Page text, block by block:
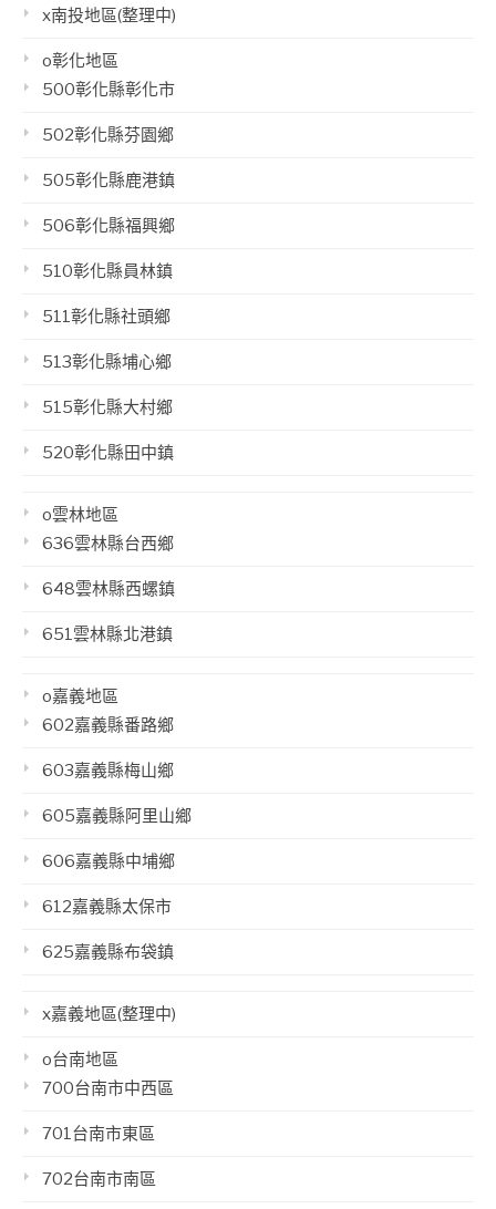
x南投地區(整理中)
o彰化地區
500彰化縣彰化市
502彰化縣芬園鄉
505彰化縣鹿港鎮
506彰化縣福興鄉
510彰化縣員林鎮
511彰化縣社頭鄉
513彰化縣埔心鄉
515彰化縣大村鄉
520彰化縣田中鎮
o雲林地區
636雲林縣台西鄉
648雲林縣西螺鎮
651雲林縣北港鎮
o嘉義地區
602嘉義縣番路鄉
603嘉義縣梅山鄉
605嘉義縣阿里山鄉
606嘉義縣中埔鄉
612嘉義縣太保市
625嘉義縣布袋鎮
x嘉義地區(整理中)
o台南地區
700台南市中西區
701台南市東區
702台南市南區